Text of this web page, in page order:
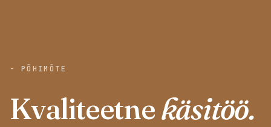
- PÕHIMÕTE
Kvaliteetnekäsitöö.